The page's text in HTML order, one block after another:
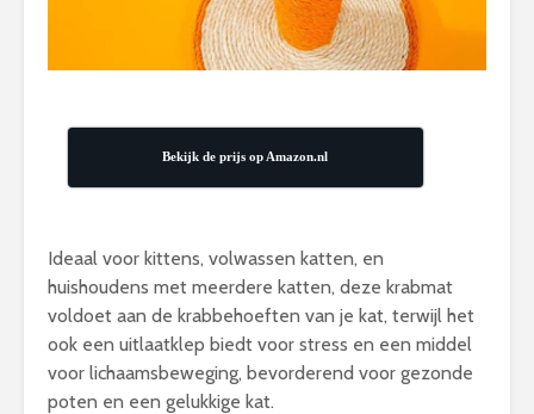
Bekijk de prijs op Amazon.nl
Ideaal voor kittens, volwassen katten, en
huishoudens met meerdere katten, deze krabmat
voldoet aan de krabbehoeften van je kat, terwijl het
ook een uitlaatklep biedt voor stress en een middel
voor lichaamsbeweging, bevorderend voor gezonde
poten en een gelukkige kat.